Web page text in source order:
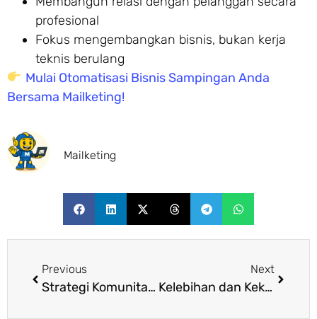
profesional
Fokus mengembangkan bisnis, bukan kerja
teknis berulang
Mulai Otomatisasi Bisnis Sampingan Anda
Bersama Mailketing!
Mailketing
Previous
Strategi Komunitas: Cara Membangun Ekosistem Pelanggan Loyal untuk Tingkatkan Keuntungan Bisnis
Next
Kelebihan dan Kekurangan Bisnis Online: Panduan Realistis untuk Pemula